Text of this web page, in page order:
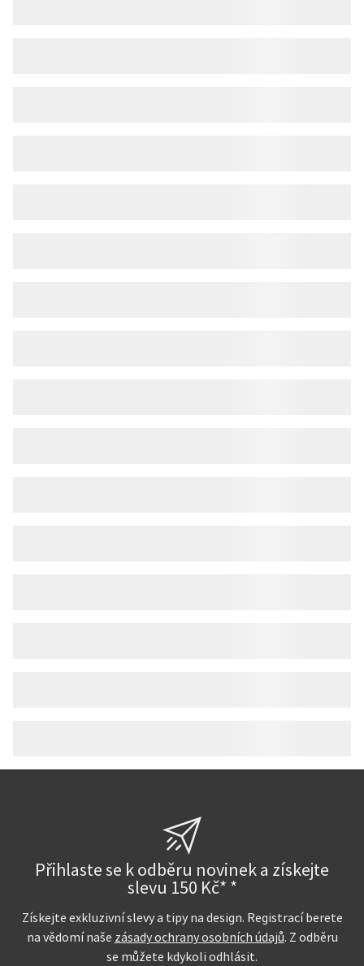
Přihlaste se k odběru novinek a získejte
slevu 150 Kč* *
Získejte exkluzivní slevy a tipy na design. Registrací berete
na vědomí naše zásady ochrany osobních údajů. Z odběru
se můžete kdykoli odhlásit.